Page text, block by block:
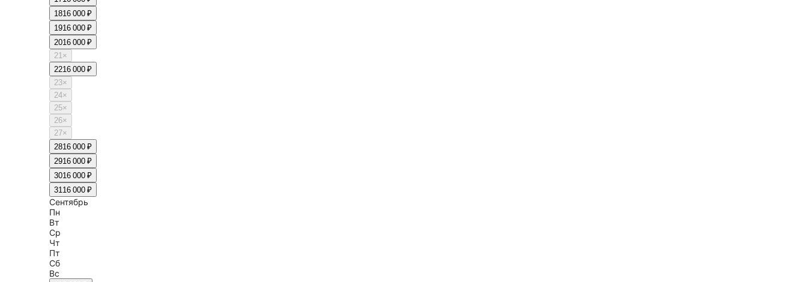
1816 000 ₽
1916 000 ₽
2016 000 ₽
21×
2216 000 ₽
23×
24×
25×
26×
27×
2816 000 ₽
2916 000 ₽
3016 000 ₽
3116 000 ₽
Сентябрь
Пн
Вт
Ср
Чт
Пт
Сб
Вс